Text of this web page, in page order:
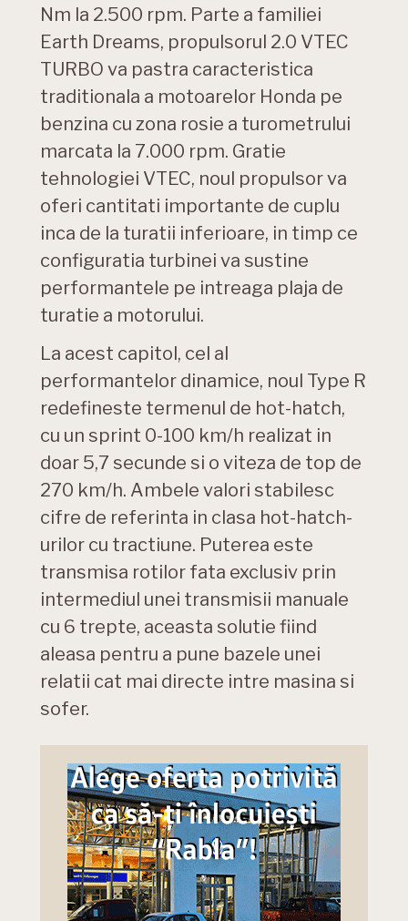
Nm la 2.500 rpm. Parte a familiei
Earth Dreams, propulsorul 2.0 VTEC
TURBO va pastra caracteristica
traditionala a motoarelor Honda pe
benzina cu zona rosie a turometrului
marcata la 7.000 rpm. Gratie
tehnologiei VTEC, noul propulsor va
oferi cantitati importante de cuplu
inca de la turatii inferioare, in timp ce
configuratia turbinei va sustine
performantele pe intreaga plaja de
turatie a motorului.
La acest capitol, cel al
performantelor dinamice, noul Type R
redefineste termenul de hot-hatch,
cu un sprint 0-100 km/h realizat in
doar 5,7 secunde si o viteza de top de
270 km/h. Ambele valori stabilesc
cifre de referinta in clasa hot-hatch-
urilor cu tractiune. Puterea este
transmisa rotilor fata exclusiv prin
intermediul unei transmisii manuale
cu 6 trepte, aceasta solutie fiind
aleasa pentru a pune bazele unei
relatii cat mai directe intre masina si
sofer.